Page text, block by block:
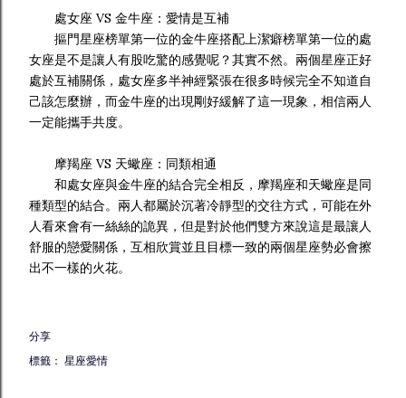
處女座 VS 金牛座：愛情是互補
摳門星座榜單第一位的金牛座搭配上潔癖榜單第一位的處
女座是不是讓人有股吃驚的感覺呢？其實不然。兩個星座正好
處於互補關係，處女座多半神經緊張在很多時候完全不知道自
己該怎麼辦，而金牛座的出現剛好緩解了這一現象，相信兩人
一定能攜手共度。
摩羯座 VS 天蠍座：同類相通
和處女座與金牛座的結合完全相反，摩羯座和天蠍座是同
種類型的結合。兩人都屬於沉著冷靜型的交往方式，可能在外
人看來會有一絲絲的詭異，但是對於他們雙方來說這是最讓人
舒服的戀愛關係，互相欣賞並且目標一致的兩個星座勢必會擦
出不一樣的火花。
分享
標籤： 星座愛情